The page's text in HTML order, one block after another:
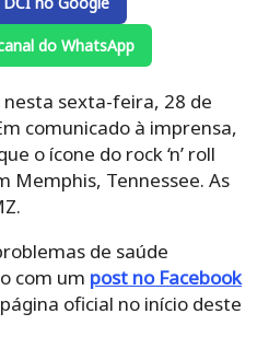
do WhatsApp
nesta sexta-feira, 28 de
comunicado à imprensa,
o ícone do rock ‘n’ roll
Memphis, Tennessee. As
de saúde
com um post no Facebook
oficial no início deste